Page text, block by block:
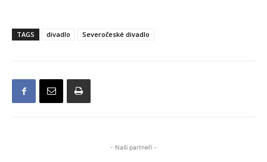
TAGS divadlo Severočeské divadlo
- Naši partneři -